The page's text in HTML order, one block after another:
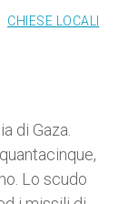
CHIESE LOCALI
di Gaza.
Lo scudo